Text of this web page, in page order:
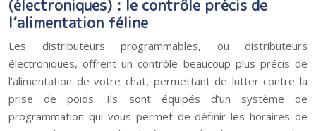
(électroniques) : le contrôle précis de
l’alimentation féline
Les distributeurs programmables, ou distributeurs
électroniques, offrent un contrôle beaucoup plus précis de
l’alimentation de votre chat, permettant de lutter contre la
prise de poids. Ils sont équipés d’un système de
programmation qui vous permet de définir les horaires de